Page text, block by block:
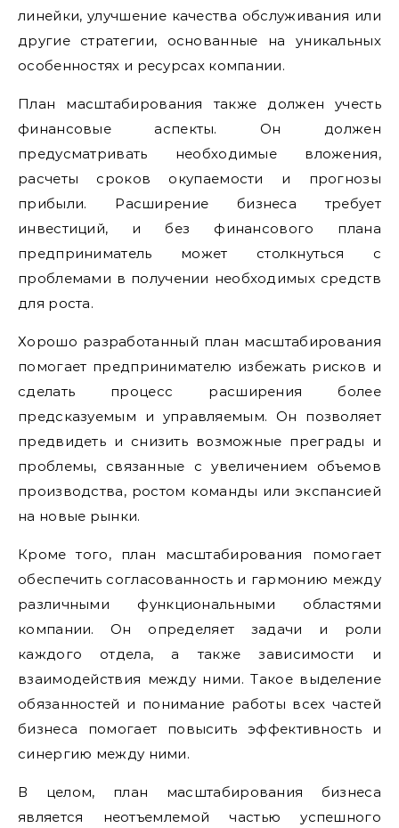
линейки, улучшение качества обслуживания или
другие стратегии, основанные на уникальных
особенностях и ресурсах компании.
План масштабирования также должен учесть
финансовые аспекты. Он должен
предусматривать необходимые вложения,
расчеты сроков окупаемости и прогнозы
прибыли. Расширение бизнеса требует
инвестиций, и без финансового плана
предприниматель может столкнуться с
проблемами в получении необходимых средств
для роста.
Хорошо разработанный план масштабирования
помогает предпринимателю избежать рисков и
сделать процесс расширения более
предсказуемым и управляемым. Он позволяет
предвидеть и снизить возможные преграды и
проблемы, связанные с увеличением объемов
производства, ростом команды или экспансией
на новые рынки.
Кроме того, план масштабирования помогает
обеспечить согласованность и гармонию между
различными функциональными областями
компании. Он определяет задачи и роли
каждого отдела, а также зависимости и
взаимодействия между ними. Такое выделение
обязанностей и понимание работы всех частей
бизнеса помогает повысить эффективность и
синергию между ними.
В целом, план масштабирования бизнеса
является неотъемлемой частью успешного